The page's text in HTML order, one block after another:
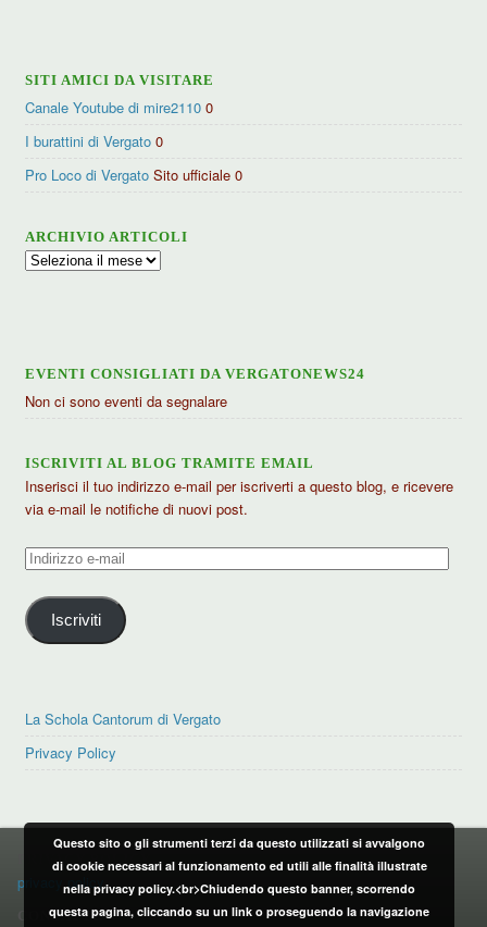
SITI AMICI DA VISITARE
Canale Youtube di mire2110 0
I burattini di Vergato 0
Pro Loco di Vergato Sito ufficiale 0
ARCHIVIO ARTICOLI
Archivio
EVENTI CONSIGLIATI DA VERGATONEWS24
Non ci sono eventi da segnalare
ISCRIVITI AL BLOG TRAMITE EMAIL
Inserisci il tuo indirizzo e-mail per iscriverti a questo blog, e ricevere
via e-mail le notifiche di nuovi post.
Indirizzo
mail
Iscriviti
La Schola Cantorum di Vergato
Privacy Policy
PRIVACY POLICY
privacy policy
CONTATTI:
Questo sito o gli strumenti terzi da questo utilizzati si avvalgono
di cookie necessari al funzionamento ed utili alle finalità illustrate
nella privacy policy.<br>Chiudendo questo banner, scorrendo
questa pagina, cliccando su un link o proseguendo la navigazione